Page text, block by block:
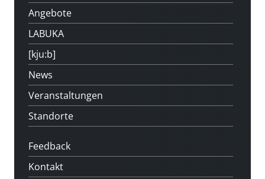
Angebote
LABUKA
[kju:b]
News
Veranstaltungen
Standorte
Feedback
Kontakt